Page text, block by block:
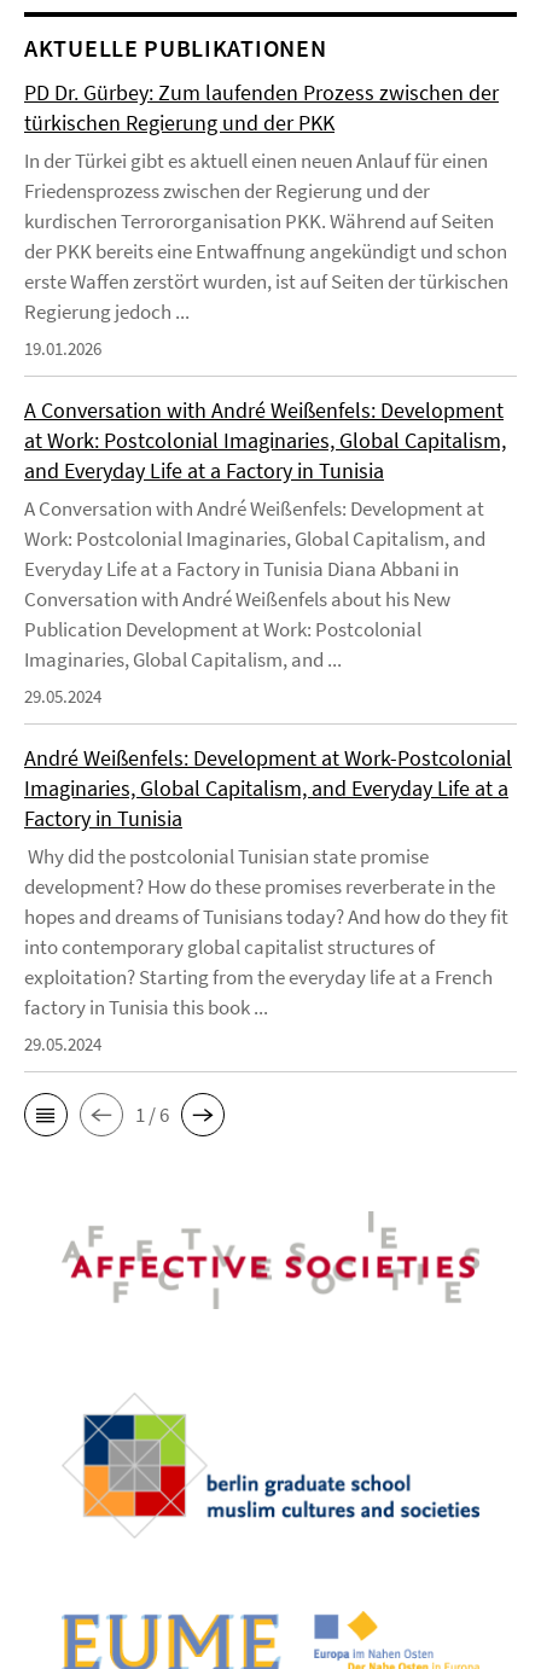
AKTUELLE PUBLIKATIONEN
PD Dr. Gürbey: Zum laufenden Prozess zwischen der
türkischen Regierung und der PKK
In der Türkei gibt es aktuell einen neuen Anlauf für einen
Friedensprozess zwischen der Regierung und der
kurdischen Terrororganisation PKK. Während auf Seiten
der PKK bereits eine Entwaffnung angekündigt und schon
erste Waffen zerstört wurden, ist auf Seiten der türkischen
Regierung jedoch ...
19.01.2026
A Conversation with André Weißenfels: Development
at Work: Postcolonial Imaginaries, Global Capitalism,
and Everyday Life at a Factory in Tunisia
A Conversation with André Weißenfels: Development at
Work: Postcolonial Imaginaries, Global Capitalism, and
Everyday Life at a Factory in Tunisia Diana Abbani in
Conversation with André Weißenfels about his New
Publication Development at Work: Postcolonial
Imaginaries, Global Capitalism, and ...
29.05.2024
André Weißenfels: Development at Work-Postcolonial
Imaginaries, Global Capitalism, and Everyday Life at a
Factory in Tunisia
Why did the postcolonial Tunisian state promise
development? How do these promises reverberate in the
hopes and dreams of Tunisians today? And how do they fit
into contemporary global capitalist structures of
exploitation? Starting from the everyday life at a French
factory in Tunisia this book ...
29.05.2024
1 / 6